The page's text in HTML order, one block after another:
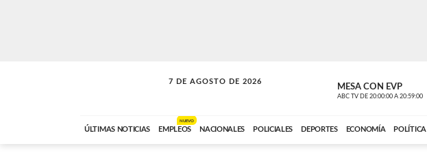
7 DE AGOSTO DE 2026
SOLO MÚSICA MESA CON EVP
ABC TV DE 20:00:00 A 20:59:00
ÚLTIMAS NOTICIAS EMPLEOS
NUEVO
NACIONALES POLICIALES DEPORTES ECONOMÍA POLÍTICA